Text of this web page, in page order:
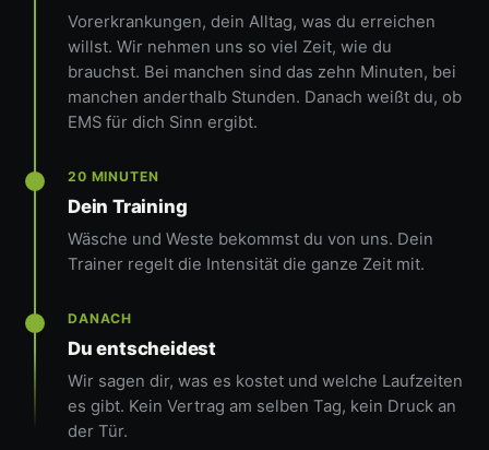
Vorerkrankungen, dein Alltag, was du erreichen
willst. Wir nehmen uns so viel Zeit, wie du
brauchst. Bei manchen sind das zehn Minuten, bei
manchen anderthalb Stunden. Danach weißt du, ob
EMS für dich Sinn ergibt.
20 MINUTEN
Dein Training
Wäsche und Weste bekommst du von uns. Dein
Trainer regelt die Intensität die ganze Zeit mit.
DANACH
Du entscheidest
Wir sagen dir, was es kostet und welche Laufzeiten
es gibt. Kein Vertrag am selben Tag, kein Druck an
der Tür.